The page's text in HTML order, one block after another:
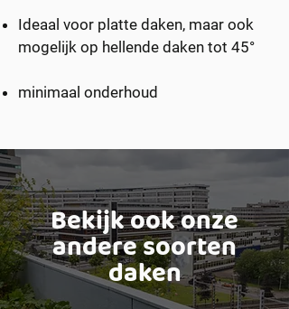
Ideaal voor platte daken, maar ook
mogelijk op hellende daken tot 45°
minimaal onderhoud
Bekijk ook onze
andere soorten
daken